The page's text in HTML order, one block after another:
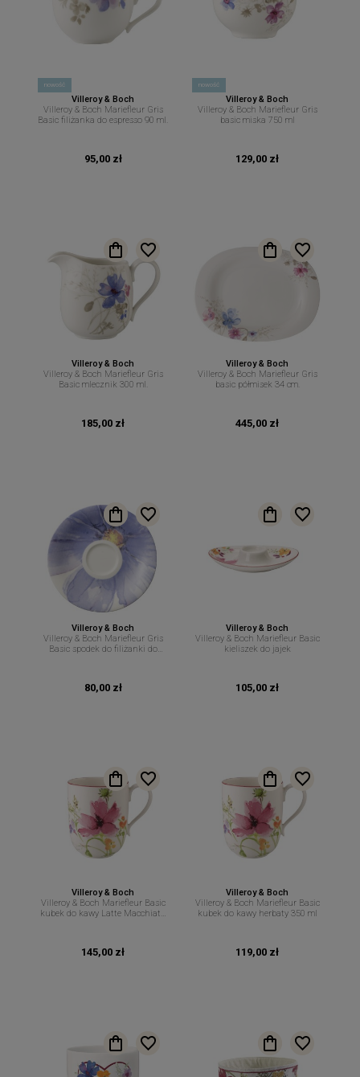
nowość
Villeroy & Boch
Villeroy & Boch Mariefleur Gris
Basic filiżanka do espresso 90 ml.
95,00 zł
nowość
Villeroy & Boch
Villeroy & Boch Mariefleur Gris
basic miska 750 ml
129,00 zł
Villeroy & Boch
Villeroy & Boch Mariefleur Gris
Basic mlecznik 300 ml.
185,00 zł
Villeroy & Boch
Villeroy & Boch Mariefleur Gris
basic półmisek 34 cm.
445,00 zł
Villeroy & Boch
Villeroy & Boch Mariefleur Gris
Basic spodek do filiżanki do
80,00 zł
Villeroy & Boch
Villeroy & Boch Mariefleur Basic
kieliszek do jajek
105,00 zł
Villeroy & Boch
Villeroy & Boch Mariefleur Basic
kubek do kawy Latte Macchiato
145,00 zł
Villeroy & Boch
Villeroy & Boch Mariefleur Basic
kubek do kawy herbaty 350 ml
119,00 zł